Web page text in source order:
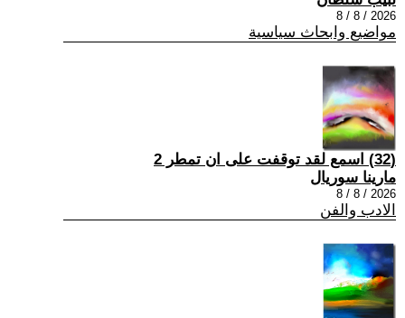
2026 / 8 / 8
مواضيع وابحاث سياسية
(32) اسمع لقد توقفت على ان تمطر 2
مارينا سوريال
2026 / 8 / 8
الادب والفن